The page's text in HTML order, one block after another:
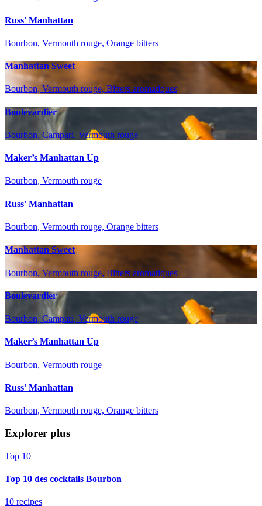
Russ' Manhattan
Bourbon, Vermouth rouge, Orange bitters
Manhattan Sweet
Bourbon, Vermouth rouge, Bitters aromatiques
Boulevardier
Bourbon, Campari, Vermouth rouge
Maker’s Manhattan Up
Bourbon, Vermouth rouge
Russ' Manhattan
Bourbon, Vermouth rouge, Orange bitters
Manhattan Sweet
Bourbon, Vermouth rouge, Bitters aromatiques
Boulevardier
Bourbon, Campari, Vermouth rouge
Maker’s Manhattan Up
Bourbon, Vermouth rouge
Russ' Manhattan
Bourbon, Vermouth rouge, Orange bitters
Explorer plus
Top 10
Top 10 des cocktails Bourbon
10 recipes